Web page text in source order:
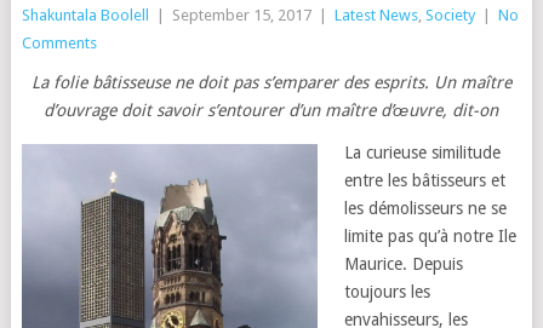
Shakuntala Boolell September 15, 2017 Latest News, Society
No
Comments
La folie bâtisseuse ne doit pas s’emparer des esprits. Un maître
d’ouvrage doit savoir s’entourer d’un maître d’œuvre, dit-on
La curieuse similitude
entre les bâtisseurs et
les démolisseurs ne se
limite pas qu’à notre Ile
Maurice. Depuis
toujours les
envahisseurs, les